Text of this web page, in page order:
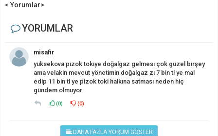
< Yorumlar>
YORUMLAR
misafir
yüksekova pizok tokiye doğalgaz gelmesi çok güzel birşey
ama velakin mevcut yönetimin doğalgaz zı 7 bin tl ye mal
edip 11 bin tl ye pizok toki halkına satması neden hiç
gündem olmuyor
(0) (0)
DAHA FAZLA YORUM GÖSTER